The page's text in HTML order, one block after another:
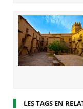
LES TAGS EN